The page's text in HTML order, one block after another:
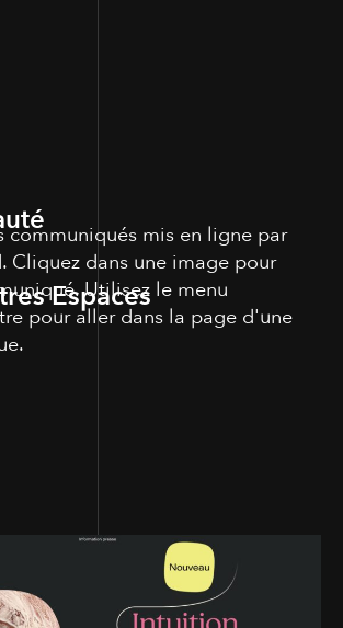
Espaces
communiqués mis en ligne par
Cliquez dans une image pour
Utilisez le menu
pour aller dans la page d'une